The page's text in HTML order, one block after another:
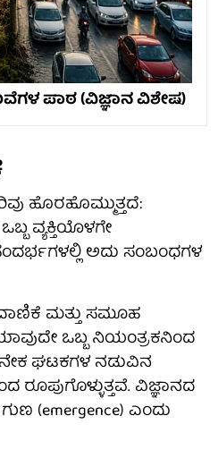
ಪಾಠ (ವಿಜ್ಞಾನ ವಿಶೇಷ)
ಹೊರಹೊಮ್ಮುತ್ತದೆ:
ವ್ಯಕ್ತಿಯೊಳಗೇ
ಅದು ಸಂಬಂಧಗಳ
ಮತ್ತು ಸಮೂಹ
ಒಬ್ಬ ನಿಯಂತ್ರಕನಿಂದ
ಘಟಕಗಳ ನಡುವಿನ
ರೂಪುಗೊಳ್ಳುತ್ತವೆ. ವಿಜ್ಞಾನದ
(emergence) ಎಂದು